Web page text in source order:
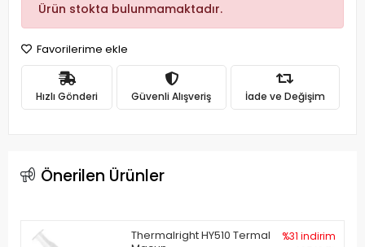
Ürün stokta bulunmamaktadır.
Favorilerime ekle
Hızlı Gönderi Güvenli Alışveriş İade ve Değişim
Önerilen Ürünler
Thermalright HY510 Termal
%31 indirim